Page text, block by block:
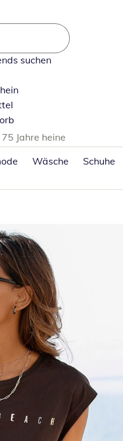
suchen
75 Jahre heine
Wäsche Schuhe